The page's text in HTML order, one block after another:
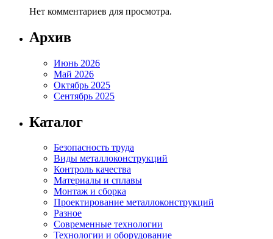
Нет комментариев для просмотра.
Архив
Июнь 2026
Май 2026
Октябрь 2025
Сентябрь 2025
Каталог
Безопасность труда
Виды металлоконструкций
Контроль качества
Материалы и сплавы
Монтаж и сборка
Проектирование металлоконструкций
Разное
Современные технологии
Технологии и оборудование